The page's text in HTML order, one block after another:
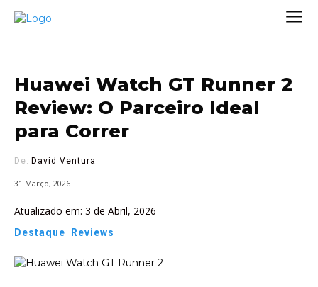
Huawei Watch GT Runner 2
Review: O Parceiro Ideal
para Correr
De: David Ventura
31 Março, 2026
Atualizado em: 3 de Abril, 2026
Destaque Reviews